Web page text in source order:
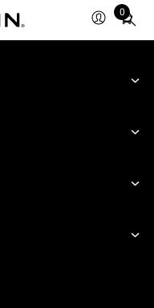
0
Total
items
cart: